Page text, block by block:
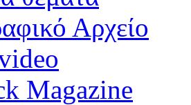
Αρχείο
Magazine